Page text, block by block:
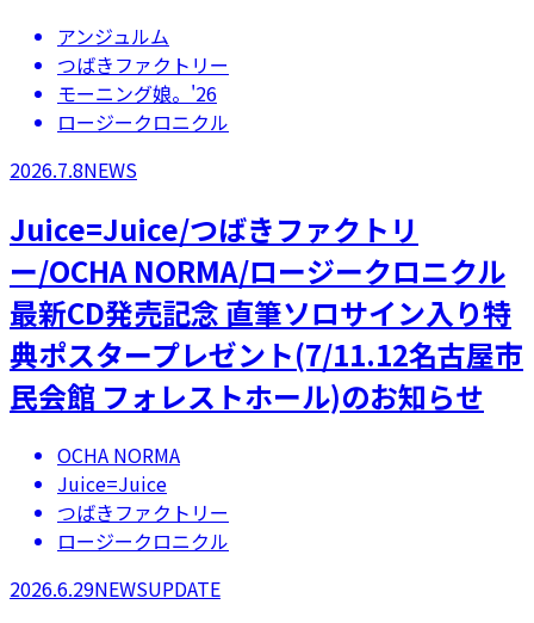
アンジュルム
つばきファクトリー
モーニング娘。'26
ロージークロニクル
2026.7.8NEWS
Juice=Juice/つばきファクトリ
ー/OCHA NORMA/ロージークロニクル
最新CD発売記念 直筆ソロサイン入り特
典ポスタープレゼント(7/11.12名古屋市
民会館 フォレストホール)のお知らせ
OCHA NORMA
Juice=Juice
つばきファクトリー
ロージークロニクル
2026.6.29NEWSUPDATE